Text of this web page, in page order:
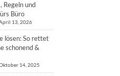
Regeln und
Büro
13, 2026
lösen: So rettet
schonend &
14, 2025